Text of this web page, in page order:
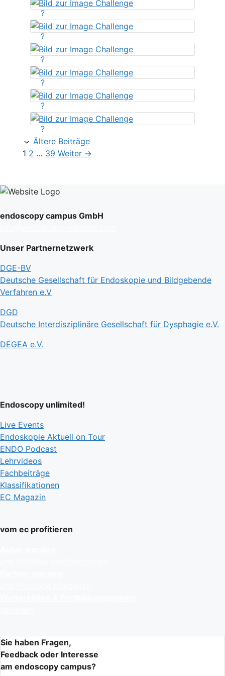
?
?
?
?
?
?
Ältere Beiträge
Seite
1 Seite
2 … Seite
39 Weiter →
endoscopy campus GmbH
Unser Partnernetzwerk
DGE-BV
Deutsche Gesellschaft für Endoskopie und Bildgebende
Verfahren e.V
DGD
Deutsche Interdisziplinäre Gesellschaft für Dysphagie e.V.
DEGEA e.V.
Endoscopy unlimited!
Live Events
Endoskopie Aktuell on Tour
ENDO Podcast
Lehrvideos
Fachbeiträge
Klassifikationen
EC Magazin
vom ec profitieren
Sie haben Fragen,
Feedback oder Interesse
am endoscopy campus?